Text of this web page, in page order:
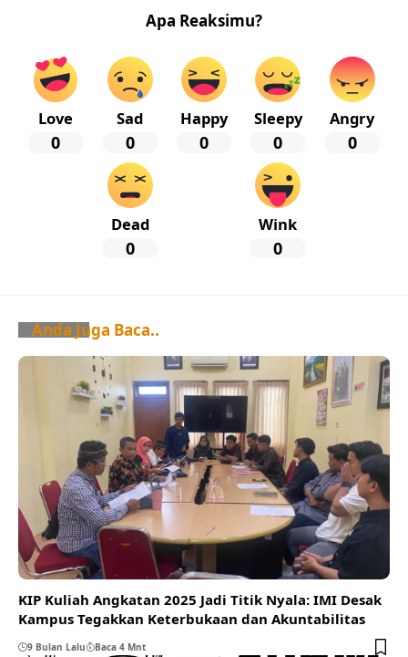
Apa Reaksimu?
Love
0
Sad
0
Happy
0
Sleepy
0
Angry
0
Dead
0
Wink
0
Anda Juga Baca..
KIP Kuliah Angkatan 2025 Jadi Titik Nyala: IMI Desak
Kampus Tegakkan Keterbukaan dan Akuntabilitas
9 Bulan Lalu Baca 4 Mnt